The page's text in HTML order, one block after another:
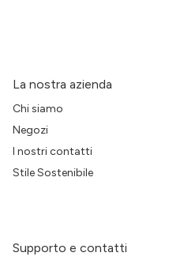
La nostra azienda
Chi siamo
Negozi
I nostri contatti
Stile Sostenibile
Supporto e contatti